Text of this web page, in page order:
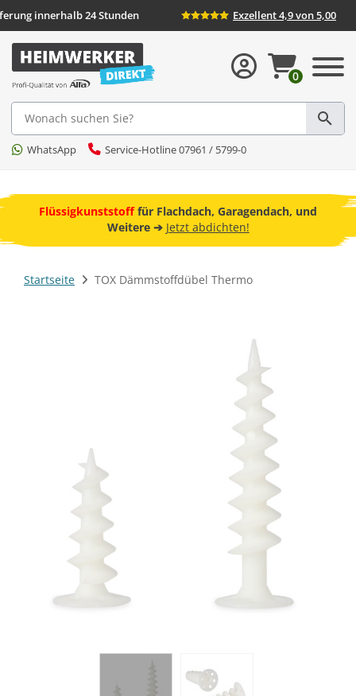
innerhalb 24 Stunden Exzellent 4,9 von 5,00
Suche
WhatsApp Service-Hotline 07961 / 5799-0
0
Flüssigkunststofffür Flachdach, Garagendach, und
Weitere ➔ Jetzt abdichten!
Startseite TOX Dämmstoffdübel Thermo